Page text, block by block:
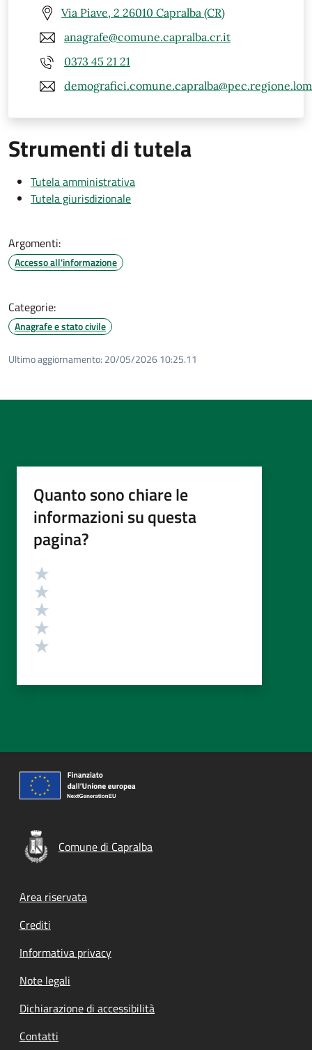
Via Piave, 2 26010 Capralba (CR)
anagrafe@comune.capralba.cr.it
0373 45 21 21
Strumenti di tutela
Tutela amministrativa
Tutela giurisdizionale
Argomenti:
Accesso all'informazione
Categorie:
Anagrafe e stato civile
Ultimo aggiornamento: 20/05/2026 10:25.11
Quanto sono chiare le
informazioni su questa
pagina?
Valutazione
Comune di Capralba
Footer menu
Area riservata
Crediti
Informativa privacy
Note legali
Dichiarazione di accessibilità
Contatti